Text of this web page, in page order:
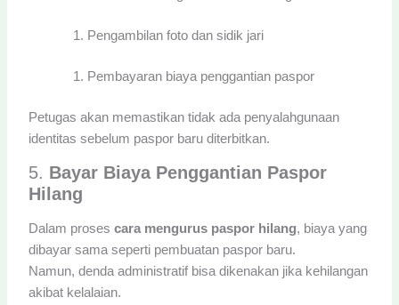
Pengambilan foto dan sidik jari
Pembayaran biaya penggantian paspor
Petugas akan memastikan tidak ada penyalahgunaan
identitas sebelum paspor baru diterbitkan.
5. Bayar Biaya Penggantian Paspor
Hilang
Dalam prosescara mengurus paspor hilang, biaya yang
dibayar sama seperti pembuatan paspor baru.
Namun, denda administratif bisa dikenakan jika kehilangan
akibat kelalaian.